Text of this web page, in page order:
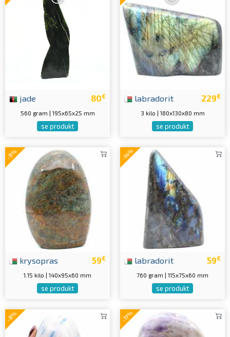
80€
jade
560 gram | 195x65x25 mm
se produkt
229€
labradorit
3 kilo | 180x130x80 mm
se produkt
-9%
59€
krysopras
1.15 kilo | 140x95x60 mm
se produkt
-14%
59€
labradorit
760 gram | 115x75x60 mm
se produkt
-8% -17%